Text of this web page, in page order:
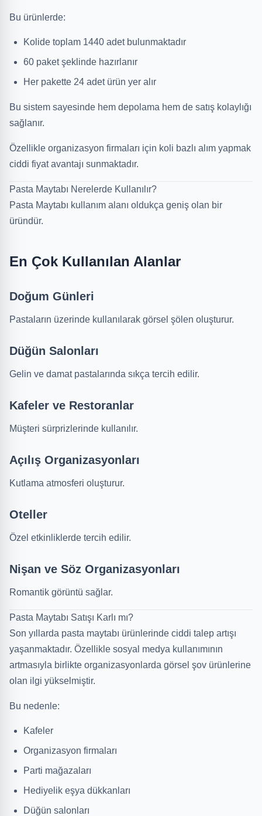
Bu ürünlerde:
Kolide toplam 1440 adet bulunmaktadır
60 paket şeklinde hazırlanır
Her pakette 24 adet ürün yer alır
Bu sistem sayesinde hem depolama hem de satış kolaylığı
sağlanır.
Özellikle organizasyon firmaları için koli bazlı alım yapmak
ciddi fiyat avantajı sunmaktadır.
Pasta Maytabı Nerelerde Kullanılır?
Pasta Maytabı kullanım alanı oldukça geniş olan bir
üründür.
En Çok Kullanılan Alanlar
Doğum Günleri
Pastaların üzerinde kullanılarak görsel şölen oluşturur.
Düğün Salonları
Gelin ve damat pastalarında sıkça tercih edilir.
Kafeler ve Restoranlar
Müşteri sürprizlerinde kullanılır.
Açılış Organizasyonları
Kutlama atmosferi oluşturur.
Oteller
Özel etkinliklerde tercih edilir.
Nişan ve Söz Organizasyonları
Romantik görüntü sağlar.
Pasta Maytabı Satışı Karlı mı?
Son yıllarda pasta maytabı ürünlerinde ciddi talep artışı
yaşanmaktadır. Özellikle sosyal medya kullanımının
artmasıyla birlikte organizasyonlarda görsel şov ürünlerine
olan ilgi yükselmiştir.
Bu nedenle:
Kafeler
Organizasyon firmaları
Parti mağazaları
Hediyelik eşya dükkanları
Düğün salonları